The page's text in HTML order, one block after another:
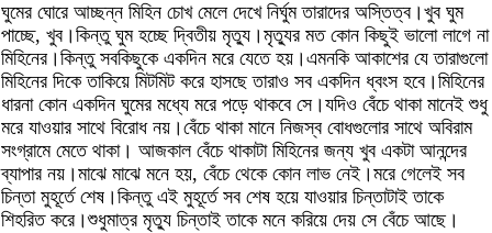
ঘুমের ঘোরে আচ্ছন্ন মিহিন চোখ মেলে দেখে নির্ঘুম তারাদের অস্তিত্ব।খুব ঘুম
পাচ্ছে, খুব।কিন্তু ঘুম হচ্ছে দ্বিতীয় মৃত্যু।মৃত্যুর মত কোন কিছুই ভালো লাগে না
মিহিনের।কিন্তু সবকিছুকে একদিন মরে যেতে হয়।এমনকি আকাশের যে তারাগুলো
মিহিনের দিকে তাকিয়ে মিটমিট করে হাসছে তারাও সব একদিন ধ্বংস হবে।মিহিনের
ধারনা কোন একদিন ঘুমের মধ্যে মরে পড়ে থাকবে সে।যদিও বেঁচে থাকা মানেই শুধু
মরে যাওয়ার সাথে বিরোধ নয়।বেঁচে থাকা মানে নিজস্ব বোধগুলোর সাথে অবিরাম
সংগ্রামে মেতে থাকা। আজকাল বেঁচে থাকাটা মিহিনের জন্য খুব একটা আনন্দের
ব্যাপার নয়।মাঝে মাঝে মনে হয়, বেঁচে থেকে কোন লাভ নেই।মরে গেলেই সব
চিন্তা মুহূর্তে শেষ।কিন্তু এই মুহূর্তে সব শেষ হয়ে যাওয়ার চিন্তাটাই তাকে
শিহরিত করে।শুধুমাত্র মৃত্যু চিন্তাই তাকে মনে করিয়ে দেয় সে বেঁচে আছে।